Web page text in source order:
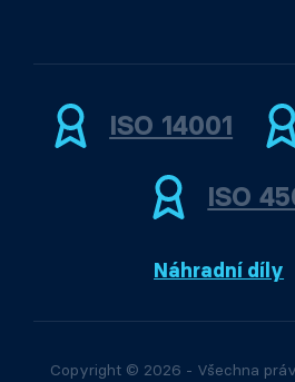
ISO 14001
ISO
Náhradní díly
Copyright © 2026 - Všechna